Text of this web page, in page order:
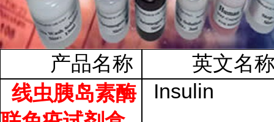
产品名称
英文名
线虫胰岛素酶
Insulin